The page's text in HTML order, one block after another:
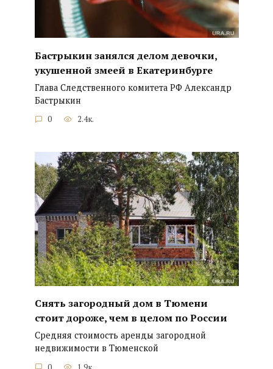
Бастрыкин занялся делом девочки,
укушенной змеей в Екатеринбурге
Глава Следственного комитета РФ Александр
Бастрыкин
0 2.4к.
Снять загородный дом в Тюмени
стоит дороже, чем в целом по России
Средняя стоимость аренды загородной
недвижимости в Тюменской